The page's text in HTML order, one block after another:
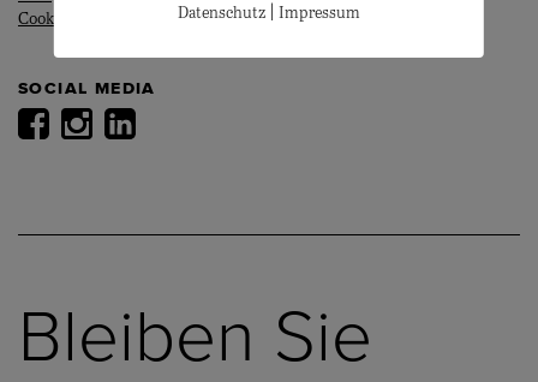
Cookie Einstellungen
SOCIAL MEDIA
Bleiben Sie
Datenschutz| Impressum